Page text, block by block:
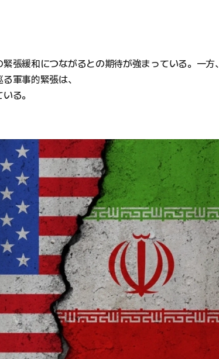
張緩和につながるとの期待が強まっている。一方、
軍事的緊張は、
る。